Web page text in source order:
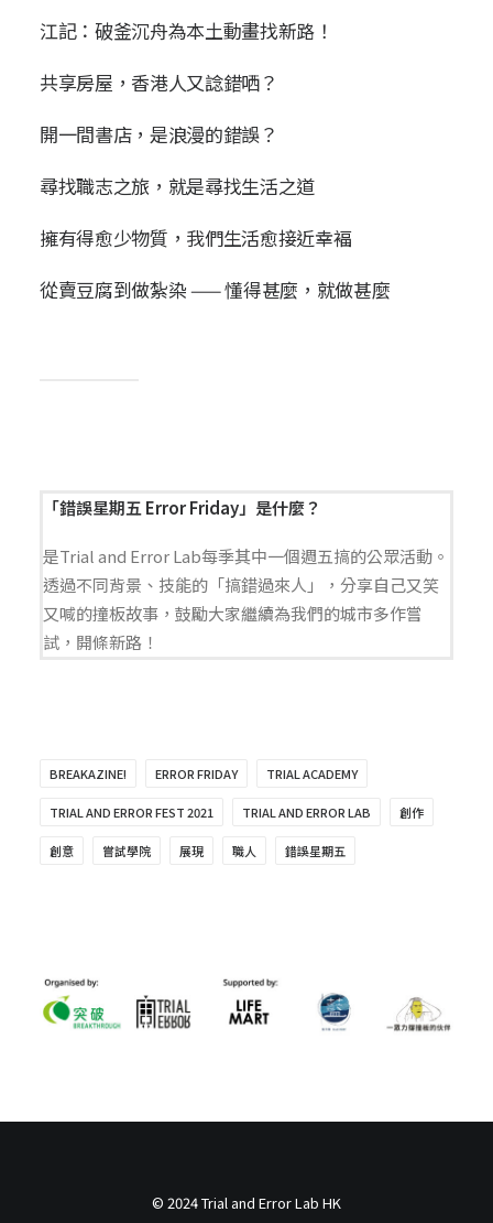
江記：破釜沉舟為本土動畫找新路！
共享房屋，香港人又諗錯哂？
開一間書店，是浪漫的錯誤？
尋找職志之旅，就是尋找生活之道
擁有得愈少物質，我們生活愈接近幸褔
從賣豆腐到做紮染 —— 懂得甚麼，就做甚麼
「錯誤星期五 Error Friday」是什麼？
是Trial and Error Lab每季其中一個週五搞的公眾活動。
透過不同背景、技能的「搞錯過來人」，分享自己又笑
又喊的撞板故事，鼓勵大家繼續為我們的城市多作嘗
試，開條新路！
BREAKAZINE! ERROR FRIDAY TRIAL ACADEMY
TRIAL AND ERROR FEST 2021 TRIAL AND ERROR LAB 創作
創意 嘗試學院 展現 職人 錯誤星期五
© 2024 Trial and Error Lab HK